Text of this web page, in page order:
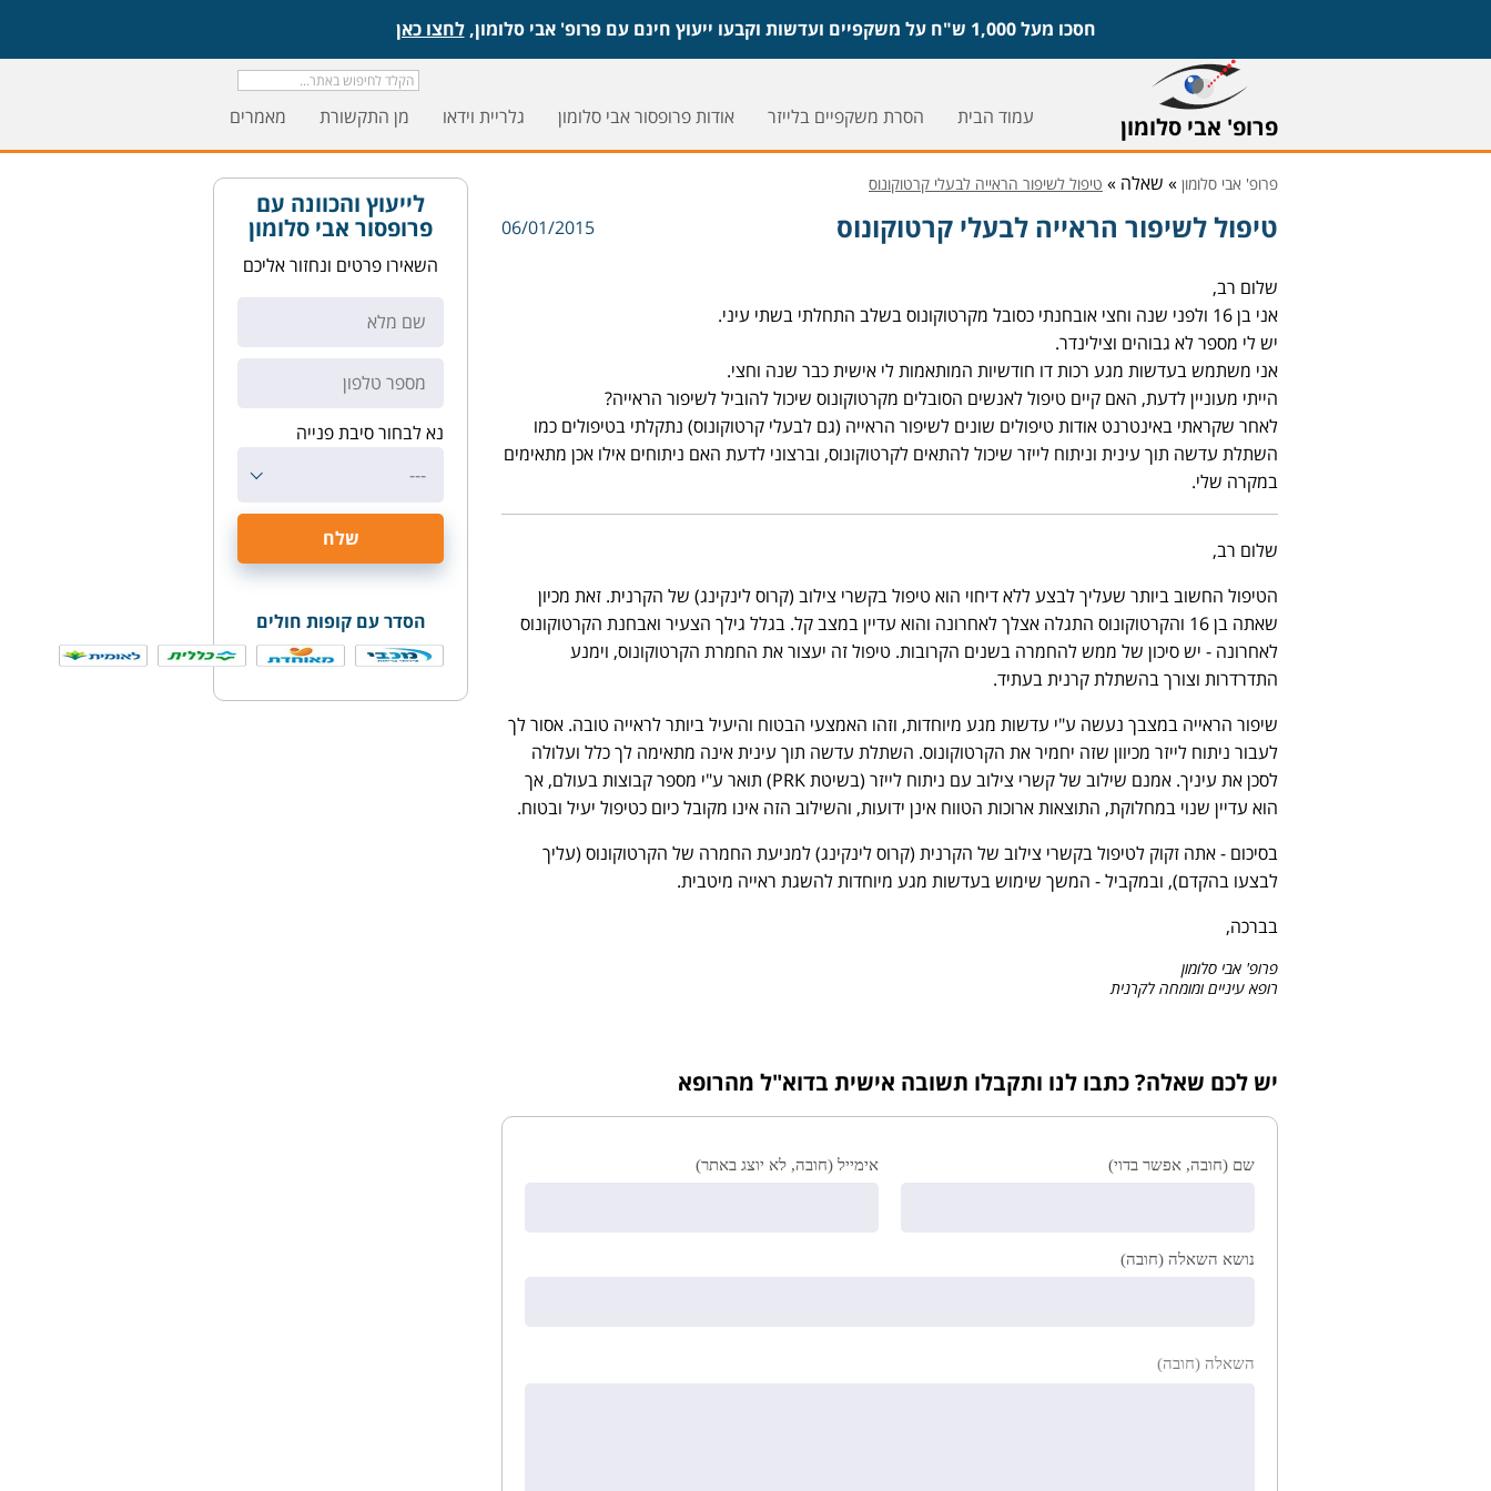
חסכו מעל 1,000 ש"ח על משקפיים ועדשות וקבעו ייעוץ חינם עם פרופ' אבי סלומון, לחצו כאן
פרופ' אבי סלומון עמוד הבית הסרת משקפיים בלייזר אודות פרופסור אבי סלומון גלריית וידאו מן התקשורת מאמרים
פרופ' אבי סלומון » שאלה » טיפול לשיפור הראייה לבעלי קרטוקונוס
טיפול לשיפור הראייה לבעלי קרטוקונוס 06/01/2015
שלום רב,
אני בן 16 ולפני שנה וחצי אובחנתי כסובל מקרטוקונוס בשלב התחלתי בשתי עיני.
יש לי מספר לא גבוהים וצילינדר.
אני משתמש בעדשות מגע רכות דו חודשיות המותאמות לי אישית כבר שנה וחצי.
הייתי מעוניין לדעת, האם קיים טיפול לאנשים הסובלים מקרטוקונוס שיכול להוביל לשיפור הראייה?
לאחר שקראתי באינטרנט אודות טיפולים שונים לשיפור הראייה (גם לבעלי קרטוקונוס) נתקלתי בטיפולים כמו
השתלת עדשה תוך עינית וניתוח לייזר שיכול להתאים לקרטוקונוס, וברצוני לדעת האם ניתוחים אילו אכן מתאימים
במקרה שלי.
שלום רב,
הטיפול החשוב ביותר שעליך לבצע ללא דיחוי הוא טיפול בקשרי צילוב (קרוס לינקינג) של הקרנית. זאת מכיון
שאתה בן 16 והקרטוקונוס התגלה אצלך לאחרונה והוא עדיין במצב קל. בגלל גילך הצעיר ואבחנת הקרטוקונוס
לאחרונה - יש סיכון של ממש להחמרה בשנים הקרובות. טיפול זה יעצור את החמרת הקרטוקונוס, וימנע
התדרדרות וצורך בהשתלת קרנית בעתיד.
שיפור הראייה במצבך נעשה ע"י עדשות מגע מיוחדות, וזהו האמצעי הבטוח והיעיל ביותר לראייה טובה. אסור לך
לעבור ניתוח לייזר מכיוון שזה יחמיר את הקרטוקונוס. השתלת עדשה תוך עינית אינה מתאימה לך כלל ועלולה
לסכן את עיניך. אמנם שילוב של קשרי צילוב עם ניתוח לייזר (בשיטת PRK) תואר ע"י מספר קבוצות בעולם, אך
הוא עדיין שנוי במחלוקת, התוצאות ארוכות הטווח אינן ידועות, והשילוב הזה אינו מקובל כיום כטיפול יעיל ובטוח.
בסיכום - אתה זקוק לטיפול בקשרי צילוב של הקרנית (קרוס לינקינג) למניעת החמרה של הקרטוקונוס (עליך
לבצעו בהקדם), ובמקביל - המשך שימוש בעדשות מגע מיוחדות להשגת ראייה מיטבית.
בברכה,
פרופ' אבי סלומון
רופא עיניים ומומחה לקרנית
יש לכם שאלה? כתבו לנו ותקבלו תשובה אישית בדוא"ל מהרופא
שם (חובה, אפשר בדוי) אימייל (חובה, לא יוצג באתר)
נושא השאלה (חובה)
השאלה (חובה)
לייעוץ והכוונה עם
פרופסור אבי סלומון
השאירו פרטים ונחזור אליכם
נא לבחור סיבת פנייה
---
הסדר עם קופות חולים